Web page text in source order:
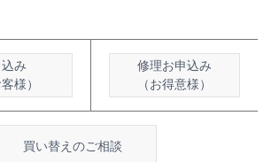
み
様）
修理お申込み
（お得意様）
買い替えのご相談